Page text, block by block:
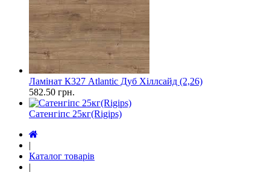
Ламінат К327 Atlantic Дуб Хіллсайд (2,26)
582.50 грн.
Сатенгіпс 25кг(Rigips)
|
Каталог товарів
|